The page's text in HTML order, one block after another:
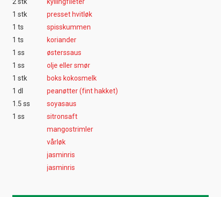
1 stk
presset hvitløk
1 ts
spisskummen
1 ts
koriander
1 ss
østerssaus
1 ss
olje eller smør
1 stk
boks kokosmelk
1 dl
peanøtter (fint hakket)
1.5 ss
soyasaus
1 ss
sitronsaft
mangostrimler
vårløk
jasminris
jasminris